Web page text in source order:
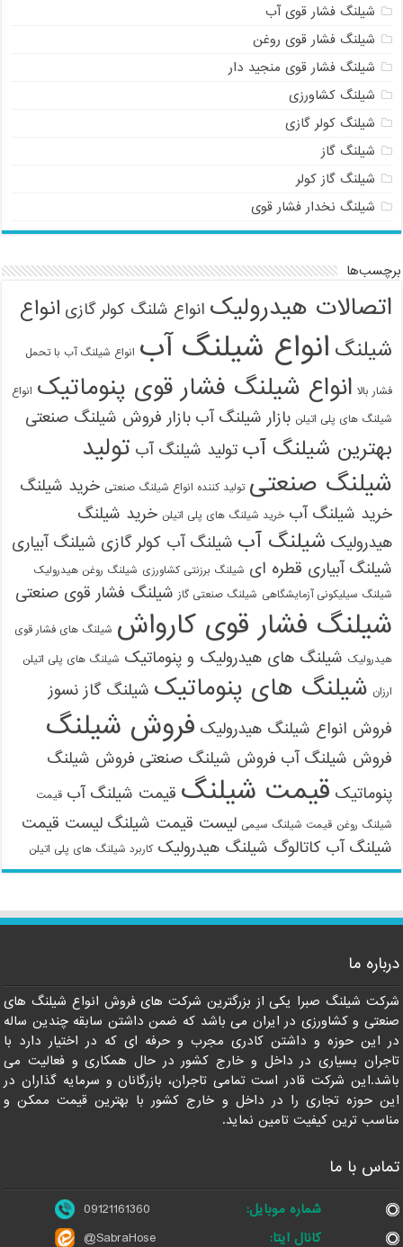
شیلنگ فشار قوی آب
شیلنگ فشار قوی روغن
شیلنگ فشار قوی منجید دار
شیلنگ کشاورزی
شیلنگ کولر گازی
شیلنگ گاز
شیلنگ گاز کولر
شیلنگ نخدار فشار قوی
برچسب‌ها
اتصالات هیدرولیک انواع شلنگ کولر گازی انواع
شیلنگ انواع شیلنگ آب انواع شیلنگ آب با تحمل
فشار بالا انواع شیلنگ فشار قوی پنوماتیک انواع
شیلنگ های پلی اتیلن بازار شیلنگ آب بازار فروش شیلنگ صنعتی
بهترین شیلنگ آب تولید شیلنگ آب تولید
شیلنگ صنعتی تولید کننده انواع شیلنگ صنعتی خرید شیلنگ
خرید شیلنگ آب خرید شیلنگ های پلی اتیلن خرید شیلنگ
هیدرولیک شیلنگ آب شیلنگ آب کولر گازی شیلنگ آبیاری
شیلنگ آبیاری قطره ای شیلنگ برزنتی کشاورزی شیلنگ روغن هیدرولیک
شیلنگ سیلیکونی آزمایشگاهی شیلنگ صنعتی گاز شیلنگ فشار قوی صنعتی
شیلنگ فشار قوی کارواش شیلنگ های فشار قوی
هیدرولیک شیلنگ های هیدرولیک و پنوماتیک شیلنگ های پلی اتیلن
ارزان شیلنگ های پنوماتیک شیلنگ گاز نسوز
فروش انواع شیلنگ هیدرولیک فروش شیلنگ
فروش شیلنگ آب فروش شیلنگ صنعتی فروش شیلنگ
پنوماتیک قیمت شیلنگ قیمت شیلنگ آب قیمت
شیلنگ روغن قیمت شیلنگ سیمی لیست قیمت شیلنگ لیست قیمت
شیلنگ آب کاتالوگ شیلنگ هیدرولیک کاربرد شیلنگ های پلی اتیلن
درباره ما
شرکت شیلنگ صبرا یکی از بزرگترین شرکت های فروش انواع شیلنگ های
صنعتی و کشاورزی در ایران می باشد که ضمن داشتن سابقه چندین ساله
در این حوزه و داشتن کادری مجرب و حرفه ای که در اختیار دارد با
تاجران بسیاری در داخل و خارج کشور در حال همکاری و فعالیت می
باشد.این شرکت قادر است تمامی تاجران، بازرگانان و سرمایه گذاران در
این حوزه تجاری را در داخل و خارج کشور با بهترین قیمت ممکن و
مناسب ترین کیفیت تامین نماید.
تماس با ما
شماره موبایل:
09121161360
کانال ایتا:
@SabraHose
09121161360